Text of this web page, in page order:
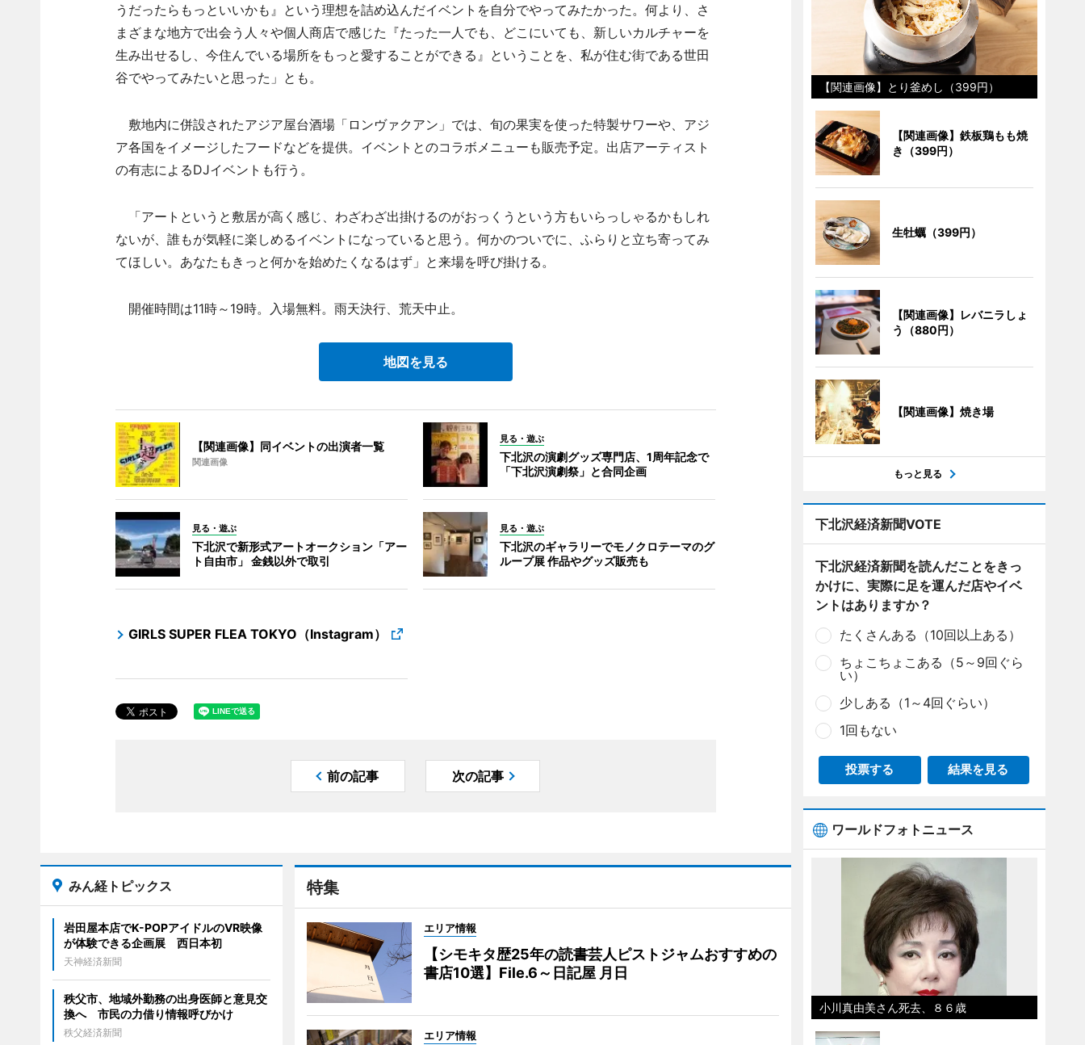
うだったらもっといいかも』という理想を詰め込んだイベントを自分でやってみたかった。何より、さ
まざまな地方で出会う人々や個人商店で感じた『たった一人でも、どこにいても、新しいカルチャーを
生み出せるし、今住んでいる場所をもっと愛することができる』ということを、私が住む街である世田
谷でやってみたいと思った」とも。
敷地内に併設されたアジア屋台酒場「ロンヴァクアン」では、旬の果実を使った特製サワーや、アジ
ア各国をイメージしたフードなどを提供。イベントとのコラボメニューも販売予定。出店アーティスト
の有志によるDJイベントも行う。
「アートというと敷居が高く感じ、わざわざ出掛けるのがおっくうという方もいらっしゃるかもしれ
ないが、誰もが気軽に楽しめるイベントになっていると思う。何かのついでに、ふらりと立ち寄ってみ
てほしい。あなたもきっと何かを始めたくなるはず」と来場を呼び掛ける。
開催時間は11時～19時。入場無料。雨天決行、荒天中止。
地図を見る
【関連画像】同イベントの出演者一覧
関連画像
見る・遊ぶ
下北沢の演劇グッズ専門店、1周年記念で
「下北沢演劇祭」と合同企画
見る・遊ぶ
下北沢で新形式アートオークション「アー
ト自由市」 金銭以外で取引
見る・遊ぶ
下北沢のギャラリーでモノクロテーマのグ
ループ展 作品やグッズ販売も
GIRLS SUPER FLEA TOKYO（Instagram）
前の記事 次の記事
特集
エリア情報
【シモキタ歴25年の読書芸人ピストジャムおすすめの
書店10選】File.6～日記屋 月日
エリア情報
みん経トピックス
岩田屋本店でK-POPアイドルのVR映像
が体験できる企画展 西日本初
天神経済新聞
秩父市、地域外勤務の出身医師と意見交
換へ 市民の力借り情報呼びかけ
秩父経済新聞
【関連画像】とり釜めし（399円）
【関連画像】鉄板鶏もも焼
き（399円）
生牡蠣（399円）
【関連画像】レバニラしょ
う（880円）
【関連画像】焼き場
もっと見る
下北沢経済新聞VOTE
下北沢経済新聞を読んだことをきっ
かけに、実際に足を運んだ店やイベ
ントはありますか？
たくさんある（10回以上ある）
ちょこちょこある（5～9回ぐら
い）
少しある（1～4回ぐらい）
1回もない
投票する 結果を見る
ワールドフォトニュース
小川真由美さん死去、８６歳